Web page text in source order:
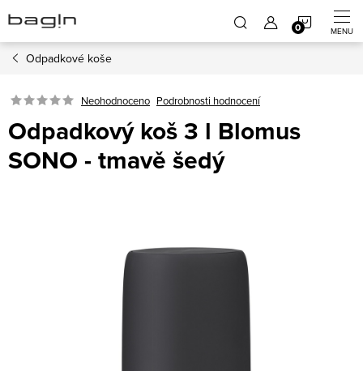
na
obsah
Odpadkové koše
Neohodnoceno Podrobnosti hodnocení
Odpadkový koš 3 l Blomus
SONO - tmavě šedý